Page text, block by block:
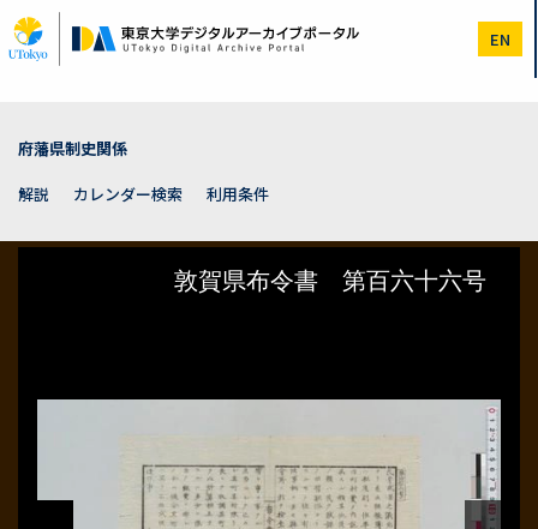
イ
ン
EN
府藩県制史関係
解説
カレンダー検索 利用条件